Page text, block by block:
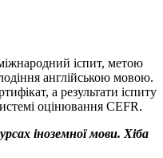
іспит, метою
англійською мовою.
а результати іспиту
оцінювання CEFR.
іноземної мови. Хіба